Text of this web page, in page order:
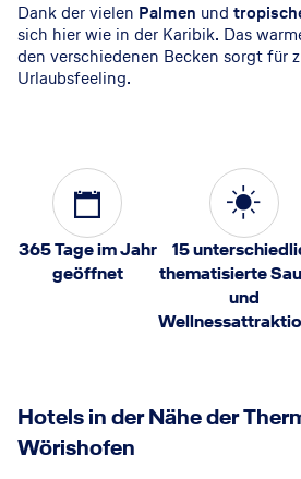
Dank der vielen Palmen und
sich hier wie in der Karibik. Das
den verschiedenen Becken sorgt für
Urlaubsfeeling.
365 Tage im Jahr
geöffnet
15
thematisierte
und
Hotels in der Nähe der
Wörishofen